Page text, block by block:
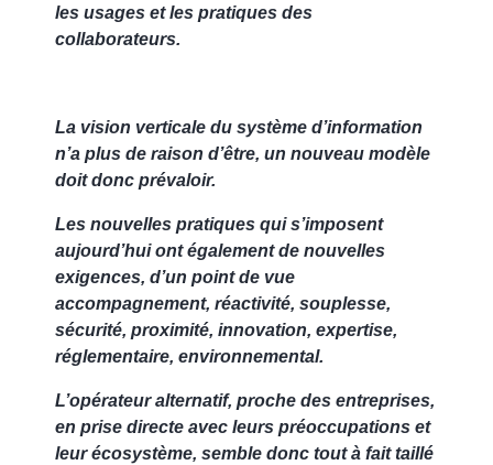
les usages et les pratiques des
collaborateurs.
La vision verticale du système d’information
n’a plus de raison d’être, un nouveau modèle
doit donc prévaloir.
Les nouvelles pratiques qui s’imposent
aujourd’hui ont également de nouvelles
exigences, d’un point de vue
accompagnement, réactivité, souplesse,
sécurité, proximité, innovation, expertise,
réglementaire, environnemental.
L’opérateur alternatif, proche des entreprises,
en prise directe avec leurs préoccupations et
leur écosystème, semble donc tout à fait taillé